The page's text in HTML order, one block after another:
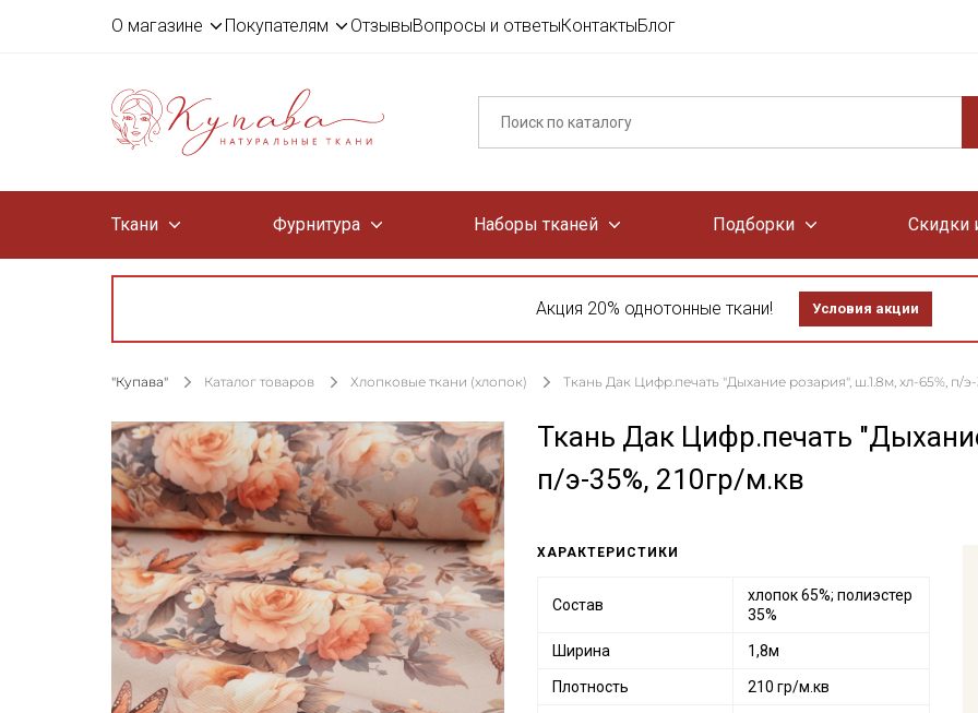
О магазине Покупателям ОтзывыВопросы и ответыКонтактыБлог
Ткани Фурнитура Наборы тканей Подборки Скидки
Акция 20% однотонные ткани! Условия акции
"Купава" Каталог товаров Хлопковые ткани (хлопок) Ткань Дак Цифр.печать "Дыхание розария", ш.1.8м, хл-65%, п/э-
Ткань Дак Цифр.печать
п/э-35%, 210гр/м.кв
ХАРАКТЕРИСТИКИ
Состав
хлопок 65%; полиэстер
35%
Ширина 1,8м
Плотность 210 гр/м.кв